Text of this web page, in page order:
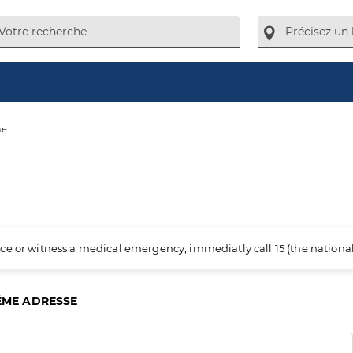
or witness a medical emergency, immediatly call 15 (the
ADRESSE